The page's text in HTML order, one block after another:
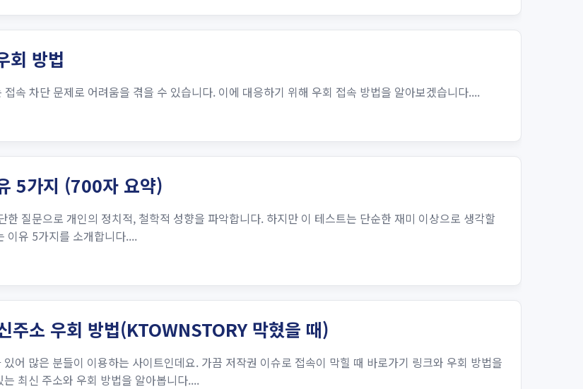
회 방법
속 차단 문제로 어려움을 겪을 수 있습니다. 이에 대응하기 위해 우회 접속 방법을 알아보겠습니다....
5가지 (700자 요약)
질문으로 개인의 정치적, 철학적 성향을 파악합니다. 하지만 이 테스트는 단순한 재미 이상으로 생각할
이유 5가지를 소개합니다....
주소 우회 방법(KTOWNSTORY 막혔을 때)
어 많은 분들이 이용하는 사이트인데요. 가끔 저작권 이슈로 접속이 막힐 때 바로가기 링크와 우회 방법을
최신 주소와 우회 방법을 알아봅니다....